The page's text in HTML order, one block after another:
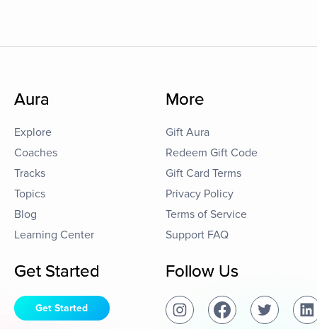
Aura
Explore
Coaches
Tracks
Topics
Blog
Learning Center
More
Gift Aura
Redeem Gift Code
Gift Card Terms
Privacy Policy
Terms of Service
Support FAQ
Get Started
Get Started
Follow Us